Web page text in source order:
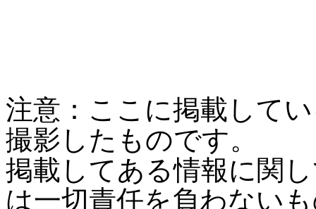
注意：ここに掲載して
撮影したものです。
掲載してある情報に関
は一切責任を負わない